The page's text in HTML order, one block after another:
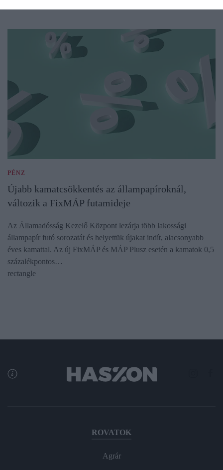
PÉNZ
Újabb kamatcsökkentés az állampapíroknál,
változik a FixMÁP futamideje
Az Államadósság Kezelő Központ lezárja több lakossági
állampapír futó sorozatát és helyettük újakat indít, alacsonyabb
éves kamattal. Az új FixMÁP és MÁP Plusz esetén a kamatok 0,5
százalékpontos…
rectangle
ROVATOK
Agrár